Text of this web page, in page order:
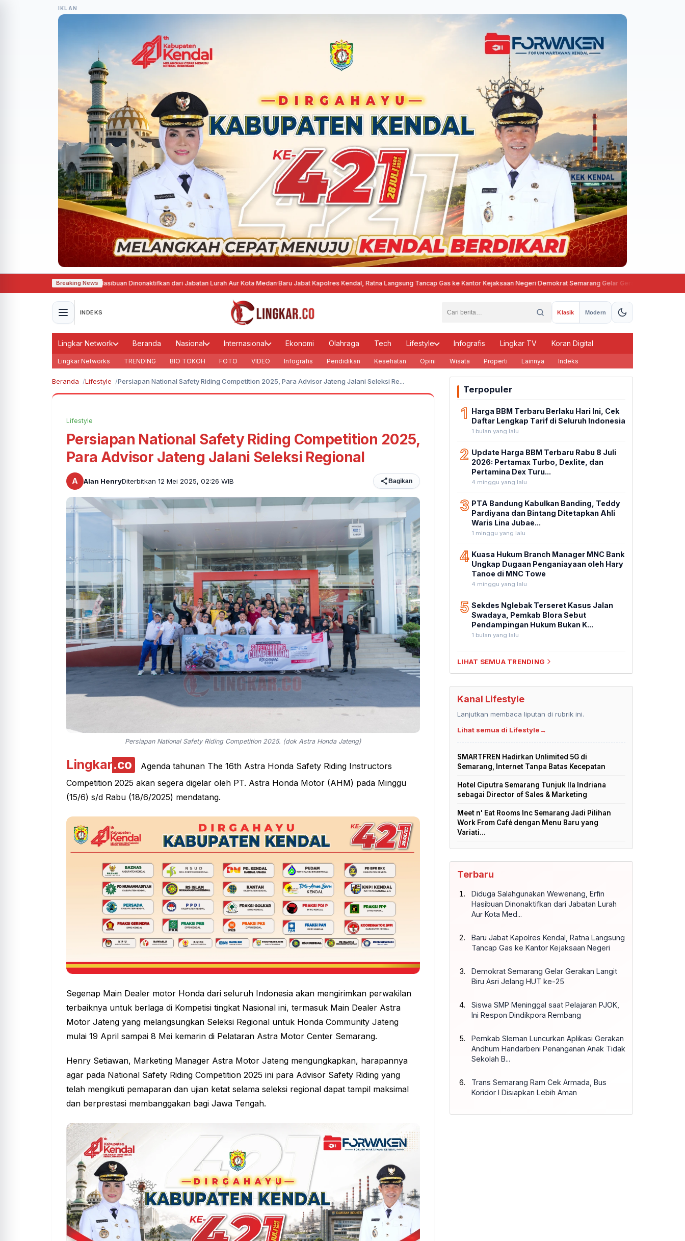
IKLAN
Breaking News
Wewenang, Erfin Hasibuan Dinonaktifkan dari Jabatan Lurah Aur Kota Medan·Baru Jabat Kapolres Kendal, Ratna Langsung Tancap Gas ke Kantor Kejaksaan Negeri·Demokrat Semarang Gelar Gerakan Langit Biru Asri Jelang
INDEKS Klasik Modern
Lingkar Network Beranda Nasional Internasional Ekonomi Olahraga Tech Lifestyle Infografis Lingkar TV Koran Digital
Lingkar Networks TRENDING BIO TOKOH FOTO VIDEO Infografis Pendidikan Kesehatan Opini Wisata Properti Lainnya Indeks
Beranda Lifestyle Persiapan National Safety Riding Competition 2025, Para Advisor Jateng Jalani Seleksi Re...
Lifestyle
Persiapan National Safety Riding Competition 2025,
Para Advisor Jateng Jalani Seleksi Regional
A Alan HenryDiterbitkan 12 Mei 2025, 02:26 WIB Bagikan
Persiapan National Safety Riding Competition 2025. (dok Astra Honda Jateng)
Lingkar.co Agenda tahunan The 16th Astra Honda Safety Riding Instructors
Competition 2025 akan segera digelar oleh PT. Astra Honda Motor (AHM) pada Minggu
(15/6) s/d Rabu (18/6/2025) mendatang.
Segenap Main Dealer motor Honda dari seluruh Indonesia akan mengirimkan perwakilan
terbaiknya untuk berlaga di Kompetisi tingkat Nasional ini, termasuk Main Dealer Astra
Motor Jateng yang melangsungkan Seleksi Regional untuk Honda Community Jateng
mulai 19 April sampai 8 Mei kemarin di Pelataran Astra Motor Center Semarang.
Henry Setiawan, Marketing Manager Astra Motor Jateng mengungkapkan, harapannya
agar pada National Safety Riding Competition 2025 ini para Advisor Safety Riding yang
telah mengikuti pemaparan dan ujian ketat selama seleksi regional dapat tampil maksimal
dan berprestasi membanggakan bagi Jawa Tengah.
Terpopuler
1 Harga BBM Terbaru Berlaku Hari Ini, Cek
Daftar Lengkap Tarif di Seluruh Indonesia
1 bulan yang lalu
2 Update Harga BBM Terbaru Rabu 8 Juli
2026: Pertamax Turbo, Dexlite, dan
Pertamina Dex Turu...
4 minggu yang lalu
3 PTA Bandung Kabulkan Banding, Teddy
Pardiyana dan Bintang Ditetapkan Ahli
Waris Lina Jubae...
1 minggu yang lalu
4 Kuasa Hukum Branch Manager MNC Bank
Ungkap Dugaan Penganiayaan oleh Hary
Tanoe di MNC Towe
4 minggu yang lalu
5 Sekdes Nglebak Terseret Kasus Jalan
Swadaya, Pemkab Blora Sebut
Pendampingan Hukum Bukan K...
1 bulan yang lalu
LIHAT SEMUA TRENDING
Kanal Lifestyle
Lanjutkan membaca liputan di rubrik ini.
Lihat semua di Lifestyle→
SMARTFREN Hadirkan Unlimited 5G di
Semarang, Internet Tanpa Batas Kecepatan
Hotel Ciputra Semarang Tunjuk Ila Indriana
sebagai Director of Sales & Marketing
Meet n' Eat Rooms Inc Semarang Jadi Pilihan
Work From Café dengan Menu Baru yang
Variati...
Terbaru
Diduga Salahgunakan Wewenang, Erfin
Hasibuan Dinonaktifkan dari Jabatan Lurah
Aur Kota Med...
Baru Jabat Kapolres Kendal, Ratna Langsung
Tancap Gas ke Kantor Kejaksaan Negeri
Demokrat Semarang Gelar Gerakan Langit
Biru Asri Jelang HUT ke-25
Siswa SMP Meninggal saat Pelajaran PJOK,
Ini Respon Dindikpora Rembang
Pemkab Sleman Luncurkan Aplikasi Gerakan
Andhum Handarbeni Penanganan Anak Tidak
Sekolah B...
Trans Semarang Ram Cek Armada, Bus
Koridor I Disiapkan Lebih Aman